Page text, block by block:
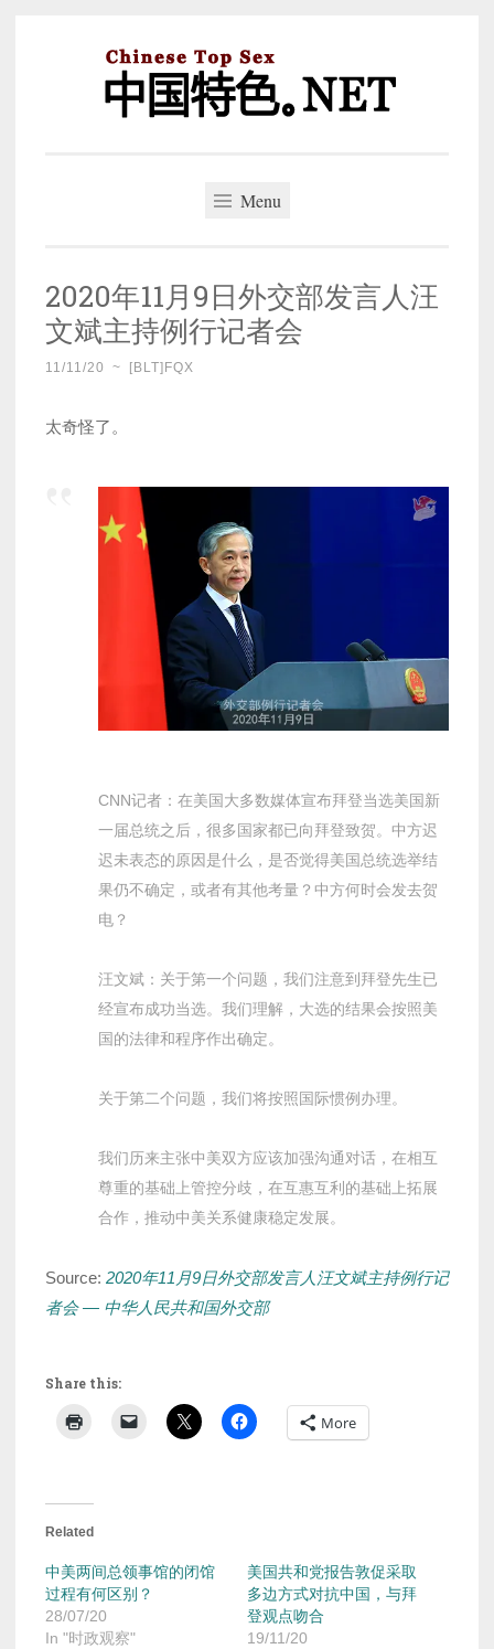
Menu
2020年11月9日外交部发言人汪
文斌主持例行记者会
11/11/20 ~ [BLT]FQX
太奇怪了。
CNN记者：在美国大多数媒体宣布拜登当选美国新
一届总统之后，很多国家都已向拜登致贺。中方迟
迟未表态的原因是什么，是否觉得美国总统选举结
果仍不确定，或者有其他考量？中方何时会发去贺
电？
汪文斌：关于第一个问题，我们注意到拜登先生已
经宣布成功当选。我们理解，大选的结果会按照美
国的法律和程序作出确定。
关于第二个问题，我们将按照国际惯例办理。
我们历来主张中美双方应该加强沟通对话，在相互
尊重的基础上管控分歧，在互惠互利的基础上拓展
合作，推动中美关系健康稳定发展。
Source: 2020年11月9日外交部发言人汪文斌主持例行记
者会 — 中华人民共和国外交部
Share this:
More
Related
中美两间总领事馆的闭馆
过程有何区别？
28/07/20
In "时政观察"
美国共和党报告敦促采取
多边方式对抗中国，与拜
登观点吻合
19/11/20